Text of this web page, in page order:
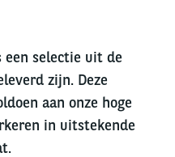
een selectie uit de
zijn. Deze
aan onze hoge
in uitstekende